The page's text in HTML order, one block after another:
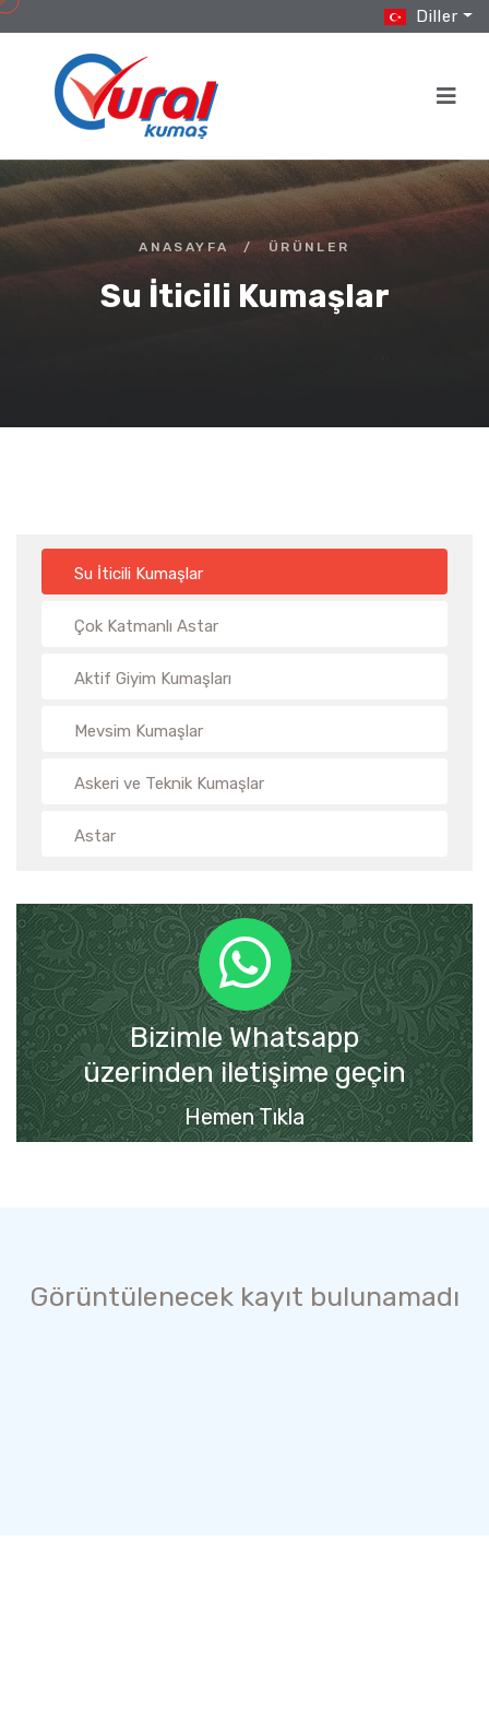
Diller
ANASAYFA / ÜRÜNLER
Su İticili Kumaşlar
Su İticili Kumaşlar
Çok Katmanlı Astar
Aktif Giyim Kumaşları
Mevsim Kumaşlar
Askeri ve Teknik Kumaşlar
Astar
Bizimle Whatsapp
üzerinden iletişime geçin
Hemen Tıkla
Görüntülenecek kayıt bulunamadı